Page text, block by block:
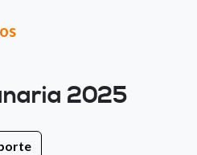
2025